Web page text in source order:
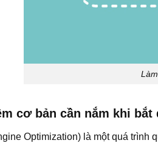
cơ bản cần nắm khi bắt
Optimization) là một quá trình